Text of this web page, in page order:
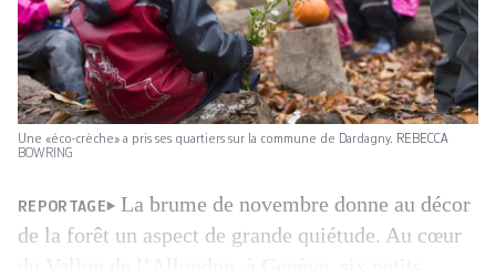
Une «éco-crèche» a pris ses quartiers sur la commune de Dardagny. REBECCA
BOWRING
REPORTAGE
La brume de novembre donne au décor
de la forêt un aspect de grande quiétude. Au cœur